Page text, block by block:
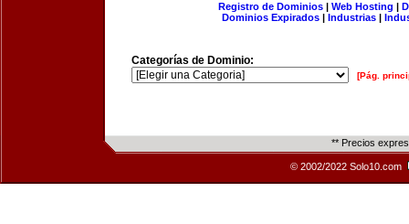
Registro de Dominios| Web Hosting |
Dominios Expirados | Industrias |
Categorías de Dominio:
[Pág.
** Precios
© 2002/2022 Solo10.com